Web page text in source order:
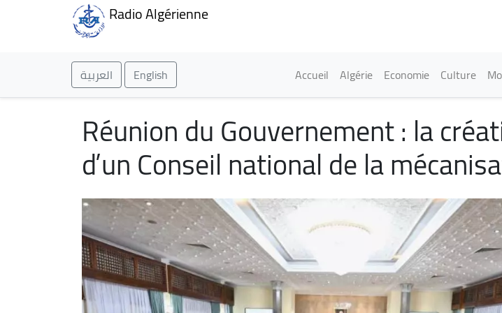
Radio Algérienne
العربية English Main navigation
Accueil Algérie Economie Culture
Réunion du Gouvernement : la
d’un Conseil national de la